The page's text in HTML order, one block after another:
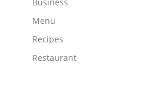
Menu
Recipes
Restaurant